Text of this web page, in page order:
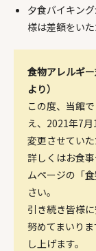
夕食バイキン
様は差額をい
食物アレルギ
より）
この度、当館
え、2021年7
変更させていた
詳しくはお食
ムページの「
さい。
引き続き皆様
努めてまいり
し上げます。